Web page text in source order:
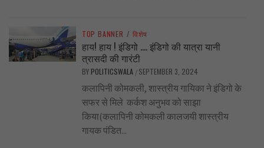
TOP BANNER / विशेष
हाय! हाय ! इंडिगो …. इंडिगो की यात्रा यानी
त्रासदी की गारंटी
BY POLITICSWALA / SEPTEMBER 3, 2024
कलापिनी कोमकली, शास्त्रीय गायिका ने इंडिगो के
सफर से मिले कर्कश अनुभव को साझा
किया(कलापिनी कोमकली कालजयी शास्त्रीय
गायक पंडित...